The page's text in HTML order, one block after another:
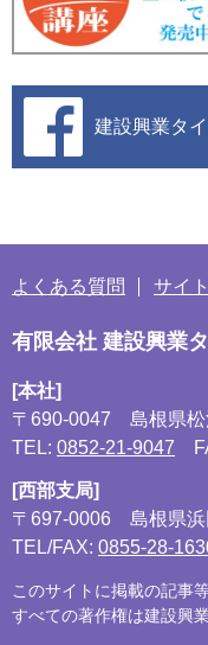
建設興業タ
よくある質問 サイ
有限会社 建設興業
[本社]
〒690-0047
島根県
TEL: 0852-21-9047
[西部支局]
〒697-0006
島根県
TEL/FAX: 0855-28-
このサイトに掲載の記事
すべての著作権は建設興